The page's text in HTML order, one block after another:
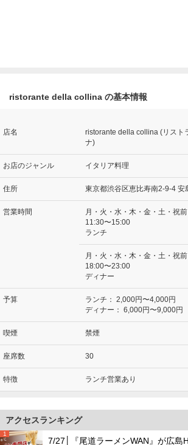
ristorante della collina の基本情報
店名
ristorante della collina (リス
ナ)
お店のジャンル イタリア料理
住所 東京都渋谷区恵比寿南2-9-4 安
営業時間
月・火・水・木・金・土・祝前
11:30〜15:00
ランチ
月・火・水・木・金・土・祝前
18:00〜23:00
ディナー
予算 ランチ： 2,000円〜4,000円
ディナー： 6,000円〜9,000円
喫煙 禁煙
座席数 30
特徴 ランチ営業あり
アクセスランキング
1
7/27│『尾道ラーメンWAN』が広島